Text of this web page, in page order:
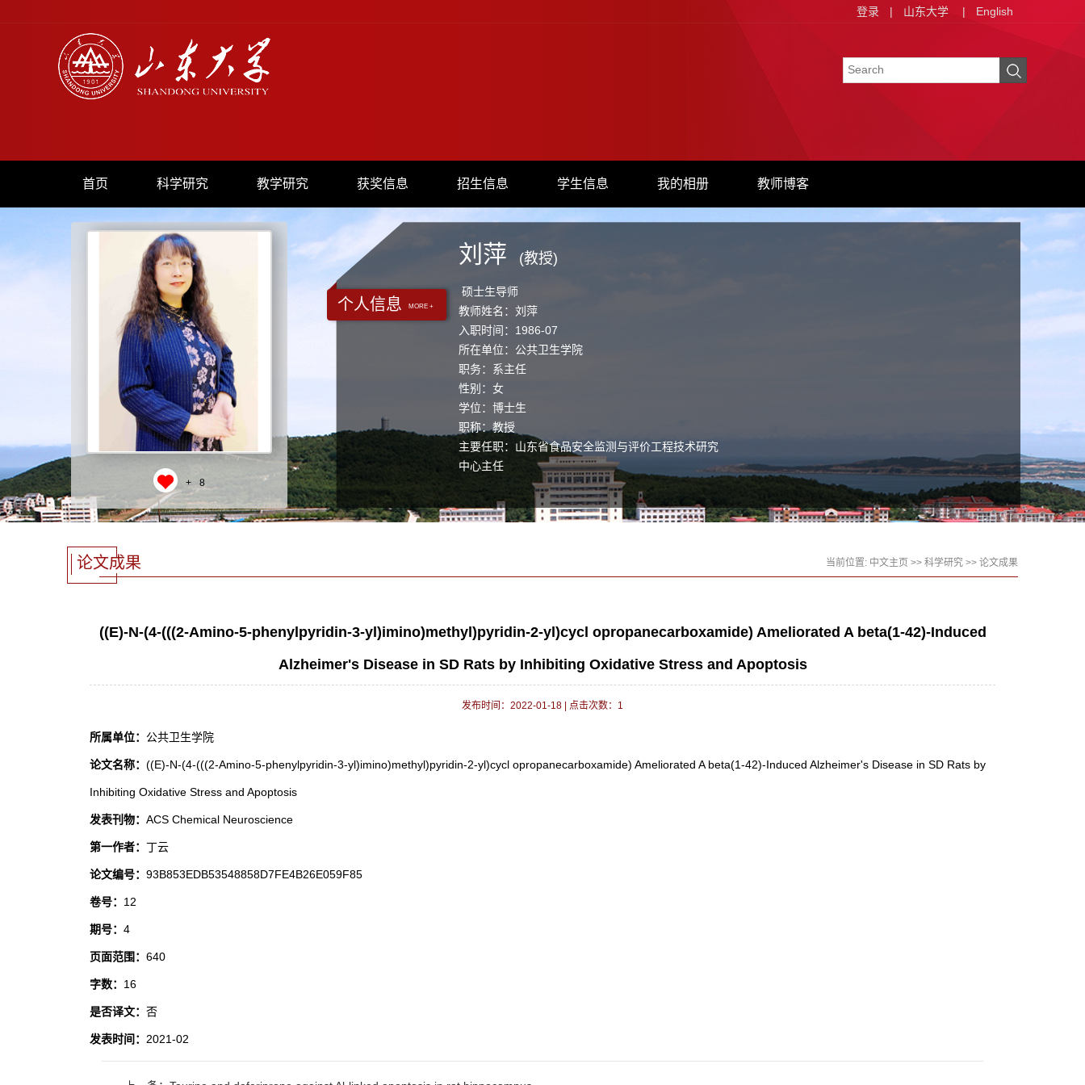
登录 | 山东大学 | English
首页 科学研究 教学研究 获奖信息 招生信息 学生信息 我的相册 教师博客
+ 8
个人信息 MORE +
刘萍 (教授)
硕士生导师
教师姓名：刘萍
入职时间：1986-07
所在单位：公共卫生学院
职务：系主任
性别：女
学位：博士生
职称：教授
主要任职：山东省食品安全监测与评价工程技术研究
中心主任
毕业院校：山东大学
论文成果 当前位置: 中文主页 >> 科学研究 >> 论文成果
((E)-N-(4-(((2-Amino-5-phenylpyridin-3-yl)imino)methyl)pyridin-2-yl)cycl opropanecarboxamide) Ameliorated A beta(1-42)-Induced
Alzheimer's Disease in SD Rats by Inhibiting Oxidative Stress and Apoptosis
发布时间：2022-01-18 点击次数： 1
所属单位： 公共卫生学院
论文名称： ((E)-N-(4-(((2-Amino-5-phenylpyridin-3-yl)imino)methyl)pyridin-2-yl)cycl opropanecarboxamide) Ameliorated A beta(1-42)-Induced Alzheimer's Disease in SD Rats by
Inhibiting Oxidative Stress and Apoptosis
发表刊物： ACS Chemical Neuroscience
第一作者： 丁云
论文编号： 93B853EDB53548858D7FE4B26E059F85
卷号： 12
期号： 4
页面范围： 640
字数： 16
是否译文： 否
发表时间： 2021-02